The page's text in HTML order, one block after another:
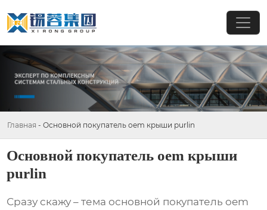
Главная - Основной покупатель oem крыши purlin
Основной покупатель oem крыши
purlin
Сразу скажу – тема основной покупатель oem